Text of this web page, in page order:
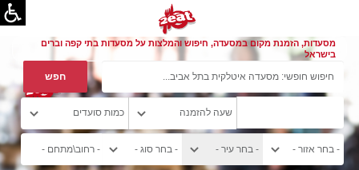
מסעדות, הזמנת מקום במסעדה, חיפוש והמלצות על מסעדות בתי קפה וברים
בישראל